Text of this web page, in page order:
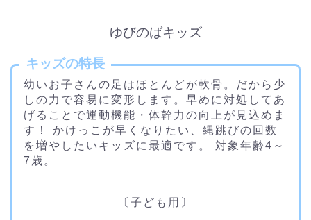
ゆびのばキッズ
キッズの特長
幼いお子さんの足はほとんどが軟骨。だから少
しの力で容易に変形します。早めに対処してあ
げることで運動機能・体幹力の向上が見込めま
す！ かけっこが早くなりたい、縄跳びの回数
を増やしたいキッズに最適です。 対象年齢4～
7歳。
〔子ども用〕